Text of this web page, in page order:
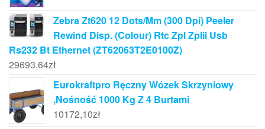
Zebra Zt620 12 Dots/Mm (300 Dpi) Peeler
Rewind Disp. (Colour) Rtc Zpl Zplii Usb
Rs232 Bt Ethernet (ZT62063T2E0100Z)
29693,64zł
Eurokraftpro Ręczny Wózek Skrzyniowy
,Nośność 1000 Kg Z 4 Burtami
10172,10zł